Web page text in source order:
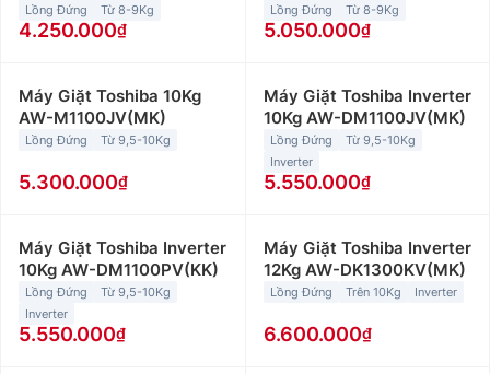
Lồng Đứng Từ 8-9Kg
4.250.000
Lồng Đứng Từ 8-9Kg
5.050.000
Máy Giặt Toshiba 10Kg
AW-M1100JV(MK)
Lồng Đứng Từ 9,5-10Kg
5.300.000
Máy Giặt Toshiba Inverter
10Kg AW-DM1100JV(MK)
Lồng Đứng
Từ 9,5-10Kg
Inverter
5.550.000
Máy Giặt Toshiba Inverter
10Kg AW-DM1100PV(KK)
Lồng Đứng
Từ 9,5-10Kg
Inverter
5.550.000
Máy Giặt Toshiba Inverter
12Kg AW-DK1300KV(MK)
Lồng Đứng Trên 10Kg Inverter
6.600.000